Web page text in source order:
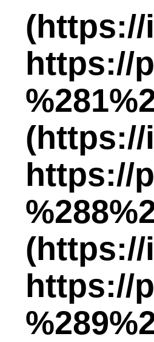
(https://
https://
(https://
https://
(https://
https://